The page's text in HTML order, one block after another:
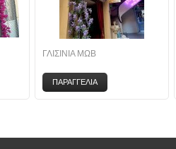
ΓΛΙΣΙΝΙΑ ΜΩΒ
ΠΑΡΑΓΓΕΛΙΑ